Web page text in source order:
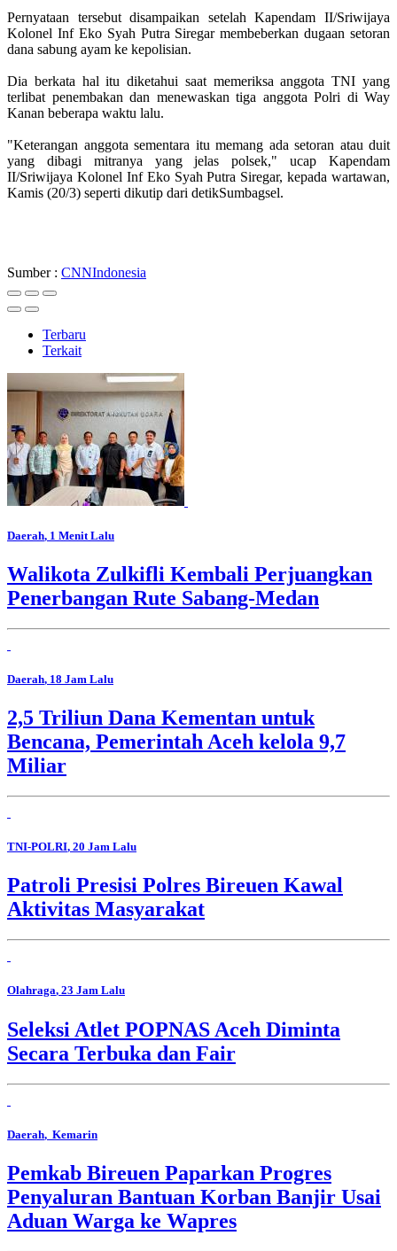
Pernyataan tersebut disampaikan setelah Kapendam II/Sriwijaya
Kolonel Inf Eko Syah Putra Siregar membeberkan dugaan setoran
dana sabung ayam ke kepolisian.
Dia berkata hal itu diketahui saat memeriksa anggota TNI yang
terlibat penembakan dan menewaskan tiga anggota Polri di Way
Kanan beberapa waktu lalu.
"Keterangan anggota sementara itu memang ada setoran atau duit
yang dibagi mitranya yang jelas polsek," ucap Kapendam
II/Sriwijaya Kolonel Inf Eko Syah Putra Siregar, kepada wartawan,
Kamis (20/3) seperti dikutip dari detikSumbagsel.
Sumber : CNNIndonesia
Terbaru
Terkait
Daerah, 1 Menit Lalu
Walikota Zulkifli Kembali Perjuangkan
Penerbangan Rute Sabang-Medan
Daerah, 18 Jam Lalu
2,5 Triliun Dana Kementan untuk
Bencana, Pemerintah Aceh kelola 9,7
Miliar
TNI-POLRI, 20 Jam Lalu
Patroli Presisi Polres Bireuen Kawal
Aktivitas Masyarakat
Olahraga, 23 Jam Lalu
Seleksi Atlet POPNAS Aceh Diminta
Secara Terbuka dan Fair
Daerah, Kemarin
Pemkab Bireuen Paparkan Progres
Penyaluran Bantuan Korban Banjir Usai
Aduan Warga ke Wapres